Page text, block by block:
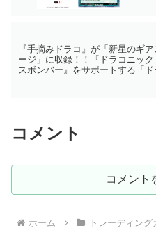
カー
『手摘みドラコ』が「新星のギア
ージ」に収録！！『ドラコニック
スボンバー』をサポートする「ド
コメント
コメント
ホーム トレーディング